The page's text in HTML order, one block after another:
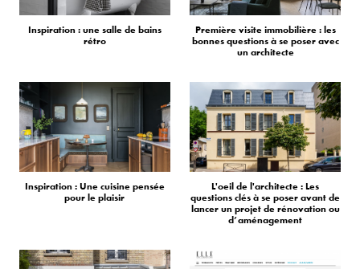
Inspiration : une salle de bains
rétro
Première visite immobilière : les
bonnes questions à se poser avec
un architecte
Inspiration : Une cuisine pensée
pour le plaisir
L'oeil de l'architecte : Les
questions clés à se poser avant de
lancer un projet de rénovation ou
d’aménagement